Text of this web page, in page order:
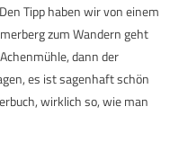
Tipp haben wir von einem
zum Wandern geht
dann der
es ist sagenhaft schön
wirklich so, wie man